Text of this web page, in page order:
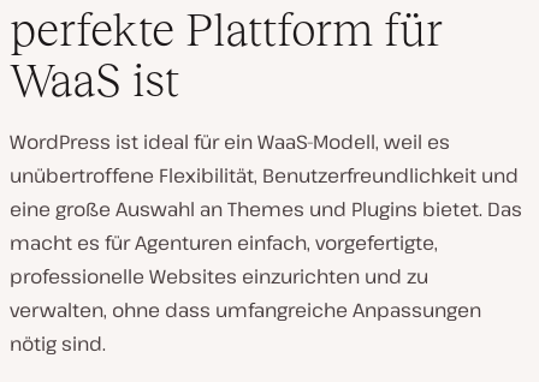
perfekte Plattform für
WaaS ist
WordPress ist ideal für ein WaaS-Modell, weil es
unübertroffene Flexibilität, Benutzerfreundlichkeit und
eine große Auswahl an Themes und Plugins bietet. Das
macht es für Agenturen einfach, vorgefertigte,
professionelle Websites einzurichten und zu
verwalten, ohne dass umfangreiche Anpassungen
nötig sind.